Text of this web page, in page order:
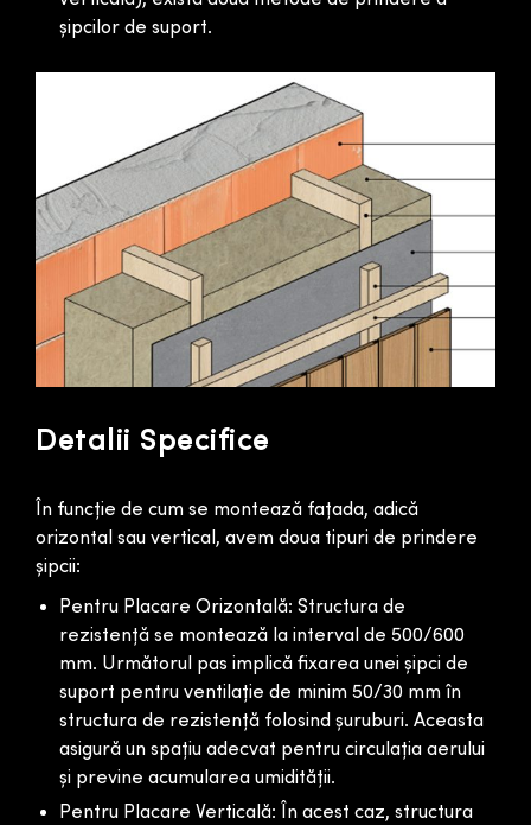
șipcilor de suport.
Detalii Specifice
În funcție de cum se montează fațada, adică
orizontal sau vertical, avem doua tipuri de prindere
șipcii:
Pentru Placare Orizontală: Structura de
rezistență se montează la interval de 500/600
mm. Următorul pas implică fixarea unei șipci de
suport pentru ventilație de minim 50/30 mm în
structura de rezistență folosind șuruburi. Aceasta
asigură un spațiu adecvat pentru circulația aerului
și previne acumularea umidității.
Pentru Placare Verticală: În acest caz, structura